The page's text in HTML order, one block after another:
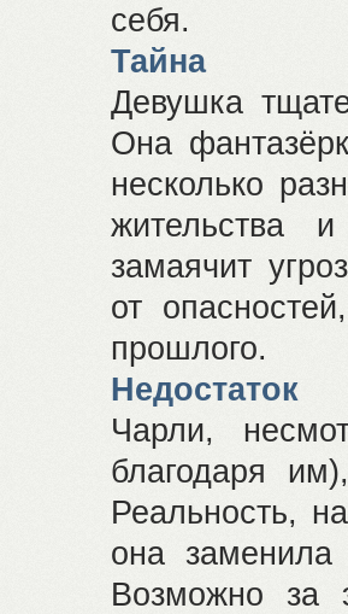
себя.
Тайна
Девушка
Она
несколько
жительства
замаячит
от
прошлого.
Недостаток
Чарли,
благодаря
Реальность,
она
Возможно за